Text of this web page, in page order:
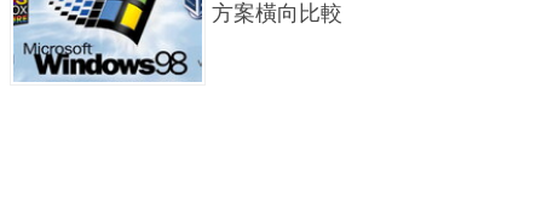
方案橫向比較